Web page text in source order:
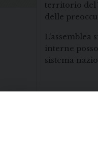
territorio del
delle
interne
sistema